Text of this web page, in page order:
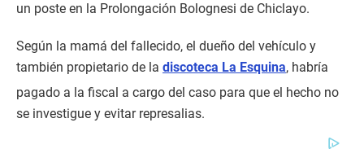
un poste en la Prolongación Bolognesi de Chiclayo.
Según la mamá del fallecido, el dueño del vehículo y
también propietario de la discoteca La Esquina, habría
pagado a la fiscal a cargo del caso para que el hecho no
se investigue y evitar represalias.